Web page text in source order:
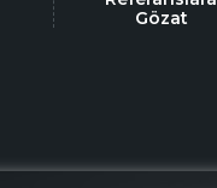
Gözat